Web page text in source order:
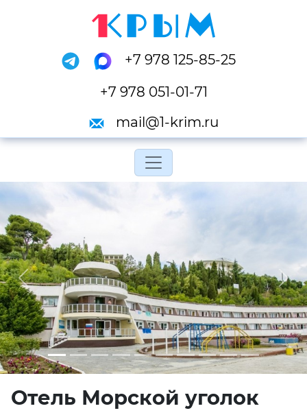
+7 978 125-85-25
+7 978 051-01-71
mail@1-krim.ru
Переключить
Previous Next
Отель Морской уголок